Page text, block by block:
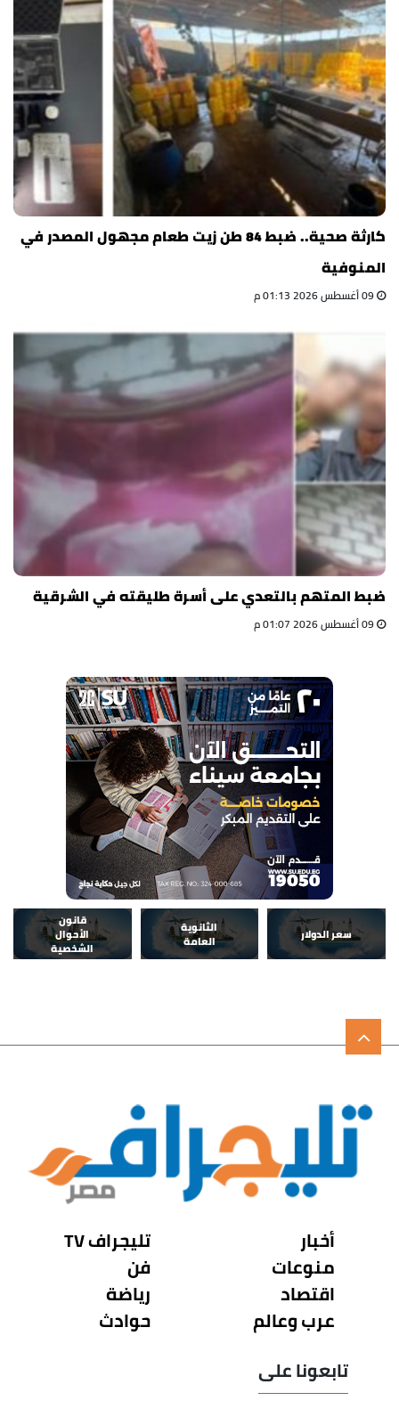
كارثة صحية.. ضبط 84 طن زيت طعام مجهول المصدر في
المنوفية
ضبط المتهم بالتعدي على أسرة طليقته في الشرقية
سعر الدولار
الثانوية
العامة
قانون
الأحوال
الشخصية
أخبار
منوعات
اقتصاد
عرب وعالم
تليجراف TV
فن
رياضة
حوادث
تابعونا على